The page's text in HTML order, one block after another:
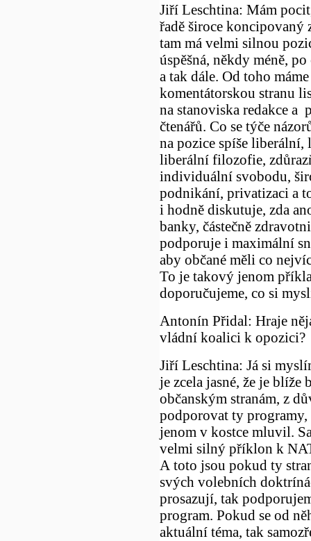
Jiří Leschtina: Mám
řadě široce
tam má velmi silnou
úspěšná, někdy méně,
a tak dále. Od toho
komentátorskou stranu
na stanoviska redakce a
čtenářů. Co se týče
na pozice spíše
liberální filozofie,
individuální svobodu,
podnikání, privatizaci a
i hodně diskutuje, zda
banky, částečně
podporuje i maximální
aby občané měli co
To je takový jenom
doporučujeme, co si
Antonín Přidal: Hraje
vládní koalici k opozici?
Jiří Leschtina: Já si
je zcela jasné, že je blíže
občanským stranám, z
podporovat ty
jenom v kostce mluvil.
velmi silný příklon k
A toto jsou pokud ty
svých volebních
prosazují, tak
program. Pokud se od
aktuální téma, tak